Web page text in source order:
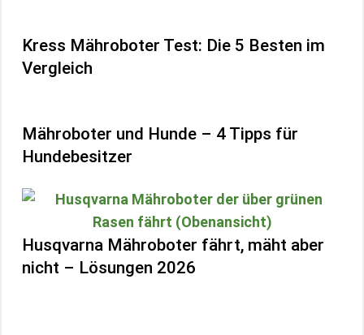
Kress Mähroboter Test: Die 5 Besten im
Vergleich
Mähroboter und Hunde – 4 Tipps für
Hundebesitzer
Husqvarna Mähroboter fährt, mäht aber
nicht – Lösungen 2026